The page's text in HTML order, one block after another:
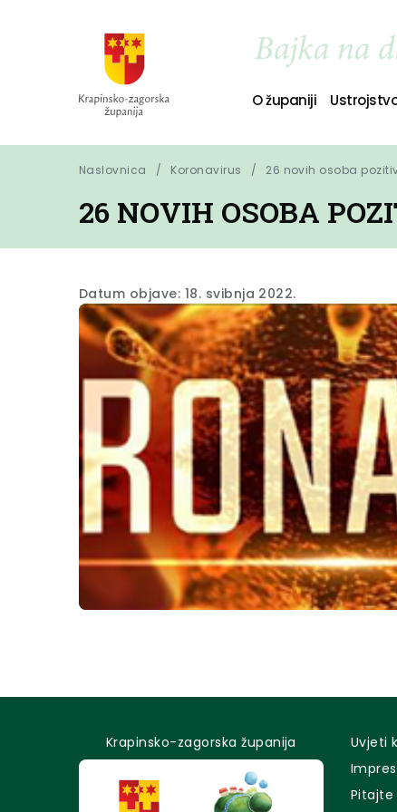
O županiji
Naslovnica Koronavirus 26 novih osoba
26 NOVIH OSOBA
Datum objave: 18. svibnja 2022.
Krapinsko-zagorska županija
Uvjeti
Pitajte